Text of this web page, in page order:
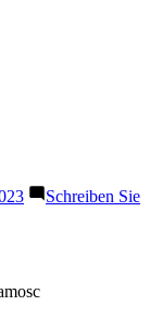
Schreiben Sie